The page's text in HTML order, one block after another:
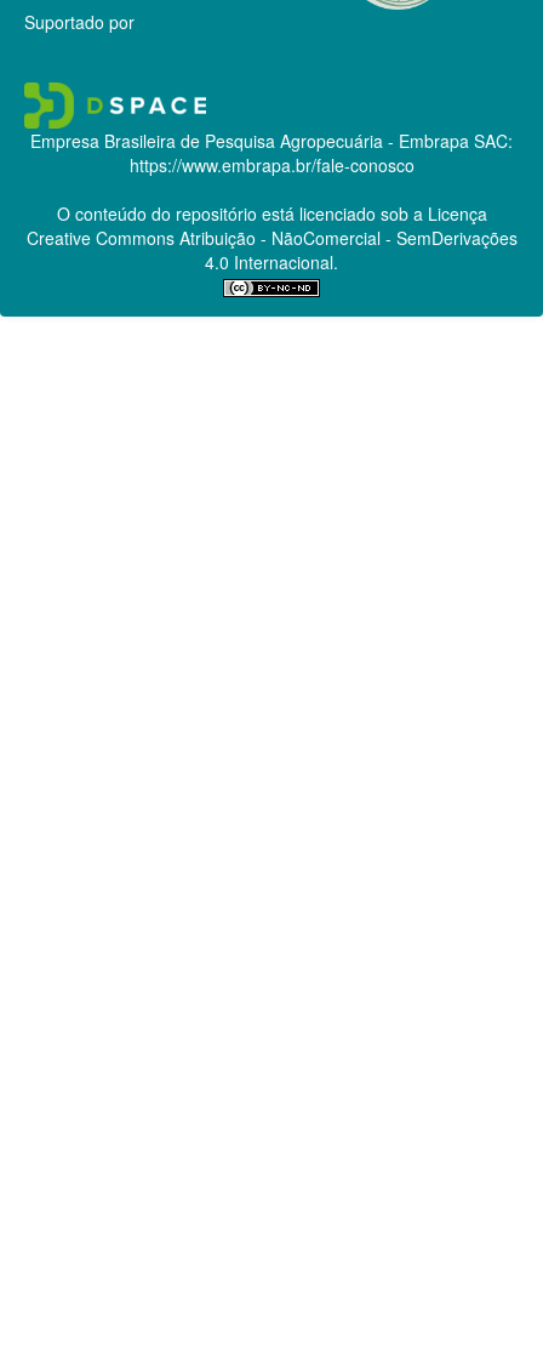
Suportado por
Empresa Brasileira de Pesquisa Agropecuária - Embrapa SAC:
https://www.embrapa.br/fale-conosco
O conteúdo do repositório está licenciado sob a Licença
Creative CommonsAtribuição - NãoComercial - SemDerivações
4.0 Internacional.